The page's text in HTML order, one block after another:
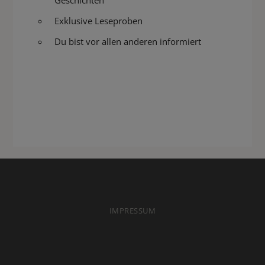
Exklusive Leseproben
Du bist vor allen anderen informiert
IMPRESSUM